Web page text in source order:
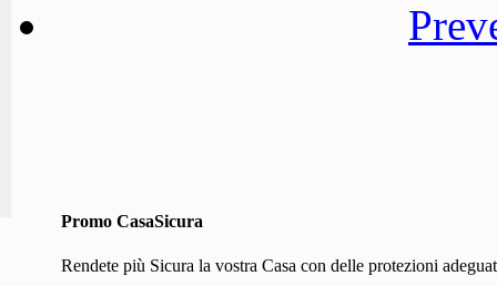
Promo CasaSicura
Rendete più Sicura la vostra Casa con delle protezioni